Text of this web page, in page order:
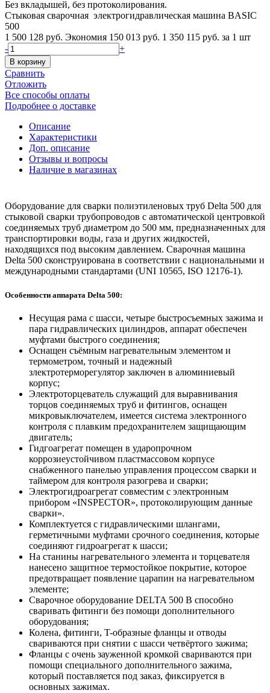
Без вкладышей, без протоколирования.
Стыковая сварочная электрогидравлическая машина BASIC
500
1 500 128 руб. Экономия 150 013 руб. 1 350 115 руб. за 1 шт
-
+
В корзину
Сравнить
Отложить
Все способы оплаты
Подробнее о доставке
Описание
Характеристики
Доп. описание
Отзывы и вопросы
Наличие в магазинах
Оборудование для сварки полиэтиленовых труб Delta 500 для
стыковой сварки трубопроводов с автоматической центровкой
соединяемых труб диаметром до 500 мм, предназначенных для
транспортировки воды, газа и других жидкостей,
находящихся под высоким давлением. Сварочная машина
Delta 500 сконструирована в соответствии с национальными и
международными стандартами (UNI 10565, ISO 12176-1).
Особенности аппарата Delta 500:
Несущая рама с шасси, четыре быстросъемных зажима и
пара гидравлических цилиндров, аппарат обеспечен
муфтами быстрого соединения;
Оснащен съёмным нагревательным элементом и
термометром, точный и надежный
злектротерморегулятор заключен в алюминиевый
корпус;
Электроторцеватель служащий для выравнивания
тoрцов соединяемых тpуб и фитингов, оснащен
микровыключателем, имеется система электронного
контроля с плавким предохранителем защищающим
двигатель;
Гидгоагрегат помещен в ударопрочном
коррозиеустойчивом пластмассовом корпусе
снабженного панелью управления процессом сварки и
таймером для контроля разогрева и сварки;
Электрогидроагрегат совместим с электронным
прибором «INSPECTOR», протоколирующим данные
сварки».
Комплектуется с гидравлическими шлангами,
герметичными муфтами срочного соединения, которые
соединяют гидроагрегат к шасси;
На станины нагревательного элемента и торцевателя
нанесено защитное термостойкое покрытие, которое
предотвращает появление царапин на нагревательном
элементе;
Сварочное оборудование DELTA 500 B способно
сваривать фитинги без помощи дополнительного
оборудования;
Колена, фитинги, T-образные фланцы и отводы
свариваются при снятии с шасси четвёртого зажима;
Фланцы с очень зауженной кромкой свариваются при
помощи специального дополнительного зажима,
который поставляется под заказ, фиксируется в
основных зажимах.